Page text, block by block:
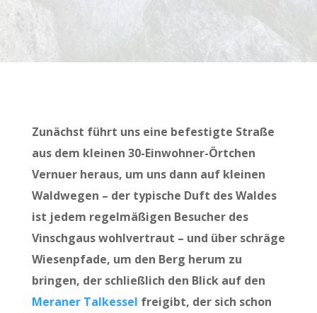
Zunächst führt uns eine befestigte Straße
aus dem kleinen 30-Einwohner-Örtchen
Vernuer heraus, um uns dann auf kleinen
Waldwegen – der typische Duft des Waldes
ist jedem regelmäßigen Besucher des
Vinschgaus wohlvertraut – und über schräge
Wiesenpfade, um den Berg herum zu
bringen, der schließlich den Blick auf den
Meraner Talkessel freigibt, der sich schon